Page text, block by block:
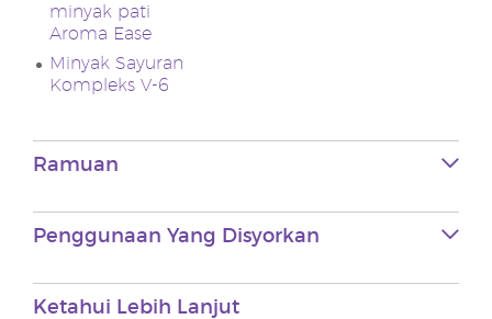
minyak pati
Aroma Ease
Minyak Sayuran
Kompleks V-6
Ramuan
Penggunaan Yang Disyorkan
Ketahui Lebih Lanjut